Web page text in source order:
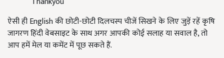
ऐसी ही English की छोटी-छोटी दिलचस्प चीजें सिखने के लिए जुड़ें रहें कृषि
जागरण हिंदी वेबसाइट के साथ अगर आपकी कोई सलाह या सवाल है, तो
आप हमें मेल या कमेंट में पूछ सकते हैं.